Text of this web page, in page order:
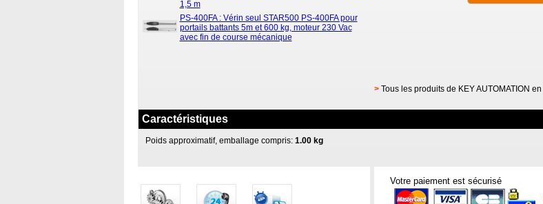
1,5 m
PS-400FA : Vérin seul STAR500 PS-400FA pour
portails battants 5m et 600 kg, moteur 230 Vac
avec fin de course mécanique
> Tous les produits de KEY AUTOMATION
Caractéristiques
Poids approximatif, emballage compris:1.00 kg
Votre paiement est sécurisé